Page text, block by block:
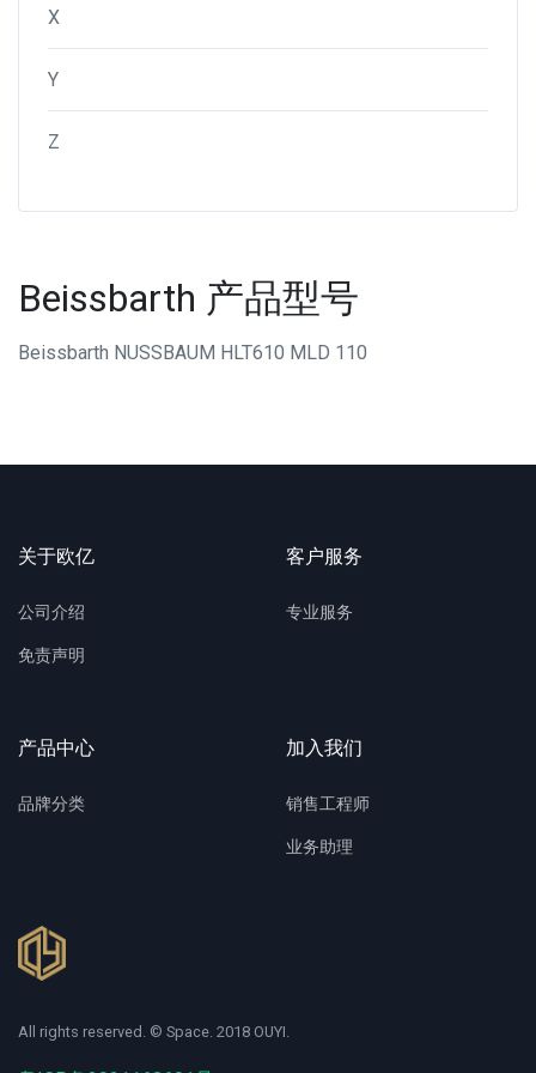
X
Y
Z
Beissbarth 产品型号
Beissbarth NUSSBAUM HLT610 MLD 110
关于欧亿
公司介绍
免责声明
客户服务
专业服务
产品中心
品牌分类
加入我们
销售工程师
业务助理
All rights reserved. © Space. 2018 OUYI.